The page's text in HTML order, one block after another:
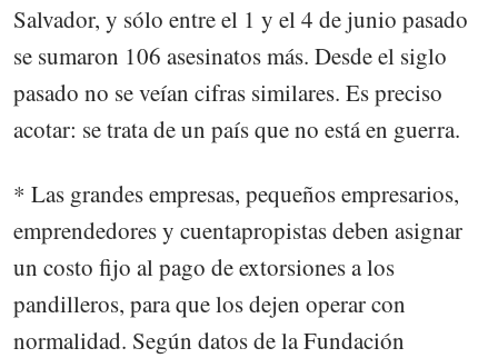
Salvador, y sólo entre el 1 y el 4 de junio pasado
se sumaron 106 asesinatos más. Desde el siglo
pasado no se veían cifras similares. Es preciso
acotar: se trata de un país que no está en guerra.
* Las grandes empresas, pequeños empresarios,
emprendedores y cuentapropistas deben asignar
un costo fijo al pago de extorsiones a los
pandilleros, para que los dejen operar con
normalidad. Según datos de la Fundación